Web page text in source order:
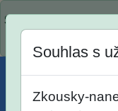
Spustili jsme
Souhlas s
Zkousky-